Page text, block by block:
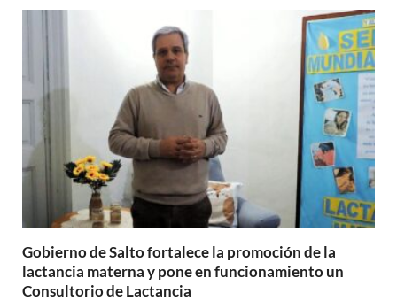
Gobierno de Salto fortalece la promoción de la
lactancia materna y pone en funcionamiento un
Consultorio de Lactancia